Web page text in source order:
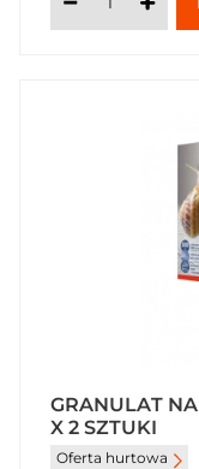
GRANULAT
X 2 SZTUKI
Oferta hurtowa